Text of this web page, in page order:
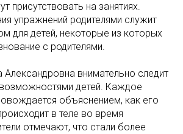
присутствовать на занятиях.
упражнений родителями служит
для детей, некоторые из которых
с родителями.
Александровна внимательно следит
детей. Каждое
объяснением, как его
в теле во время
отмечают, что стали более